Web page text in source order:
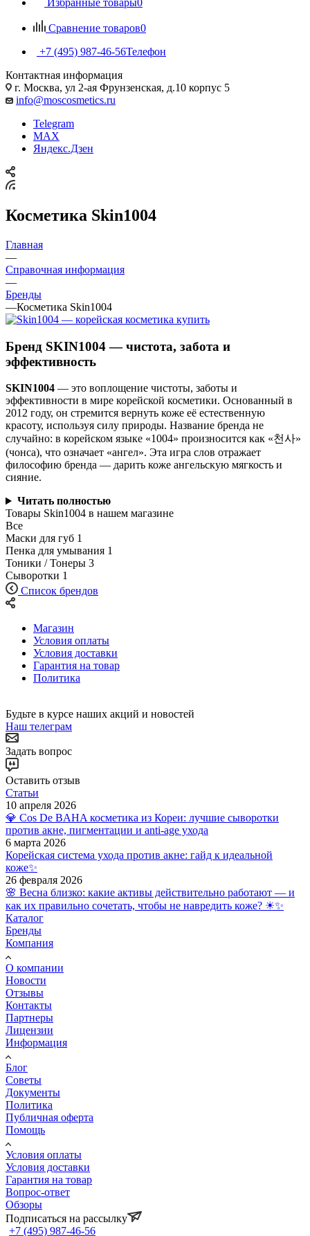
Избранные товары0
Сравнение товаров0
+7 (495) 987-46-56Телефон
Контактная информация
г. Москва, ул 2-ая Фрунзенская, д.10 корпус 5
info@moscosmetics.ru
Telegram
MAX
Яндекс.Дзен
Косметика Skin1004
Главная
—
Справочная информация
—
Бренды
—Косметика Skin1004
Бренд SKIN1004 — чистота, забота и
эффективность
SKIN1004 — это воплощение чистоты, заботы и
эффективности в мире корейской косметики. Основанный в
2012 году, он стремится вернуть коже её естественную
красоту, используя силу природы. Название бренда не
случайно: в корейском языке «1004» произносится как «천사»
(чонса), что означает «ангел». Эта игра слов отражает
философию бренда — дарить коже ангельскую мягкость и
сияние.
Читать полностью
Товары Skin1004 в нашем магазине
Все
Маски для губ 1
Пенка для умывания 1
Тоники / Тонеры 3
Сыворотки 1
Список брендов
Магазин
Условия оплаты
Условия доставки
Гарантия на товар
Политика
Будьте в курсе наших акций и новостей
Наш телеграм
Задать вопрос
Оставить отзыв
Статьи
10 апреля 2026
💎 Cos De BAHA косметика из Кореи: лучшие сыворотки
против акне, пигментации и anti-age ухода
6 марта 2026
Корейская система ухода против акне: гайд к идеальной
коже✨
26 февраля 2026
🌸 Весна близко: какие активы действительно работают — и
как их правильно сочетать, чтобы не навредить коже? ☀✨
Каталог
Бренды
Компания
О компании
Новости
Отзывы
Контакты
Партнеры
Лицензии
Информация
Блог
Советы
Документы
Политика
Публичная оферта
Помощь
Условия оплаты
Условия доставки
Гарантия на товар
Вопрос-ответ
Обзоры
Подписаться на рассылку
+7 (495) 987-46-56